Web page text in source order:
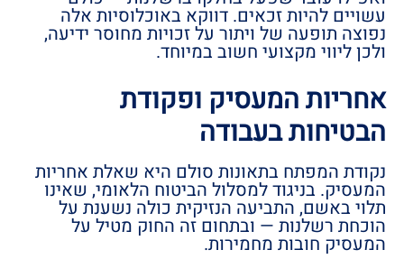
עשויים להיות זכאים. דווקא באוכלוסיות אלה
נפוצה תופעה של ויתור על זכויות מחוסר ידיעה,
ולכן ליווי מקצועי חשוב במיוחד.
אחריות המעסיק ופקודת
הבטיחות בעבודה
נקודת המפתח בתאונות סולם היא שאלת אחריות
המעסיק. בניגוד למסלול הביטוח הלאומי, שאינו
תלוי באשם, התביעה הנזיקית כולה נשענת על
הוכחת רשלנות — ובתחום זה החוק מטיל על
המעסיק חובות מחמירות.